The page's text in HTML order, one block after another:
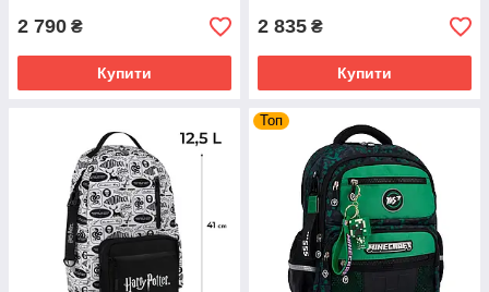
2 790 ₴
Купити
2 835 ₴
Купити
Топ